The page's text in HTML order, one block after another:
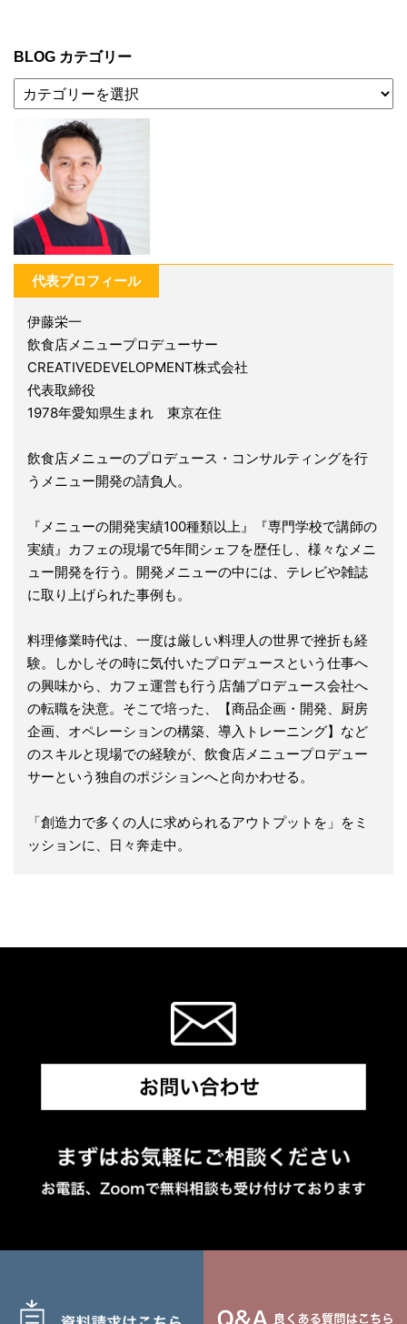
BLOG カテゴリー
代表プロフィール
伊藤栄一
飲食店メニュープロデューサー
CREATIVEDEVELOPMENT株式会社
代表取締役
1978年愛知県生まれ 東京在住
飲食店メニューのプロデュース・コンサルティングを行
うメニュー開発の請負人。
『メニューの開発実績100種類以上』『専門学校で講師の
実績』カフェの現場で5年間シェフを歴任し、様々なメニ
ュー開発を行う。開発メニューの中には、テレビや雑誌
に取り上げられた事例も。
料理修業時代は、一度は厳しい料理人の世界で挫折も経
験。しかしその時に気付いたプロデュースという仕事へ
の興味から、カフェ運営も行う店舗プロデュース会社へ
の転職を決意。そこで培った、【商品企画・開発、厨房
企画、オペレーションの構築、導入トレーニング】など
のスキルと現場での経験が、飲食店メニュープロデュー
サーという独自のポジションへと向かわせる。
「創造力で多くの人に求められるアウトプットを」をミ
ッションに、日々奔走中。